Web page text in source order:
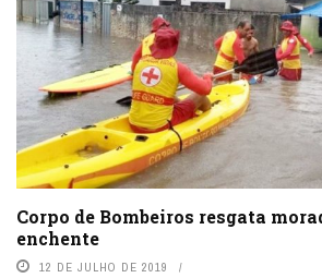
Corpo de Bombeiros resgata
enchente
12 DE JULHO DE 2019